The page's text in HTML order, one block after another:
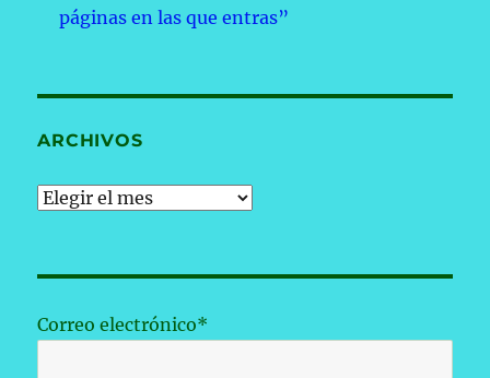
páginas en las que entras”
ARCHIVOS
Archivos
Correo electrónico*